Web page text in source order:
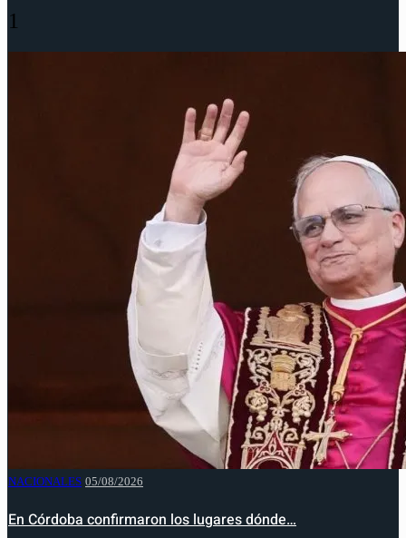
1
NACIONALES 05/08/2026
En Córdoba confirmaron los lugares dónde…